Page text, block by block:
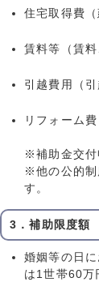
住宅取得費
賃料等（賃
引越費用（
リフォーム費
※補助金交付
※他の公的制
す。
3．補助限度額
婚姻等の日
は1世帯60万